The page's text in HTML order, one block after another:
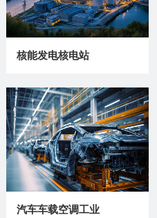
域
风
频
新
讯
我
们
核能发电核电站
汽车车载空调工业